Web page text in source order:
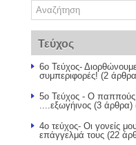
Τεύχος
6ο Τεύχος-
συμπεριφορές! (2
5ο Τεύχος - Ο παππούς
....εξωγήινος (3 άρθρα)
4ο τεύχος- Οι γονείς
επάγγελμά τους (22